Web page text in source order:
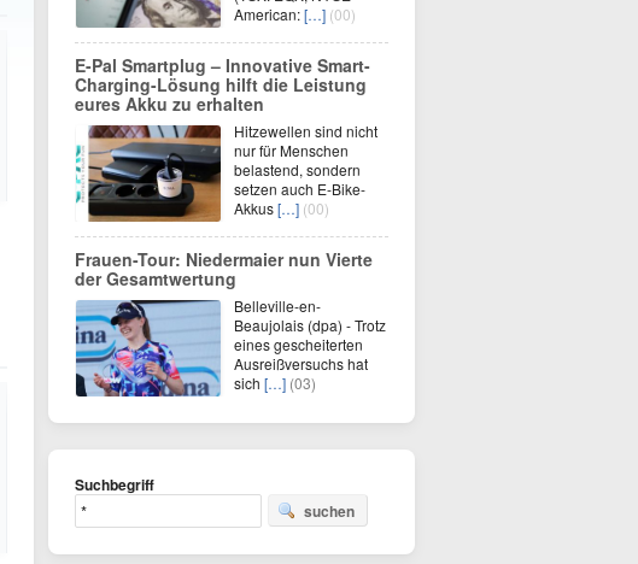
American:[…] (00)
E-Pal Smartplug – Innovative Smart-
Charging-Lösung hilft die Leistung
eures Akku zu erhalten
Hitzewellen sind nicht
nur für Menschen
belastend, sondern
setzen auch E-Bike-
Akkus[…] (00)
Frauen-Tour: Niedermaier nun Vierte
der Gesamtwertung
Belleville-en-
Beaujolais (dpa) - Trotz
eines gescheiterten
Ausreißversuchs hat
sich […] (03)
Suchbegriff
suchen